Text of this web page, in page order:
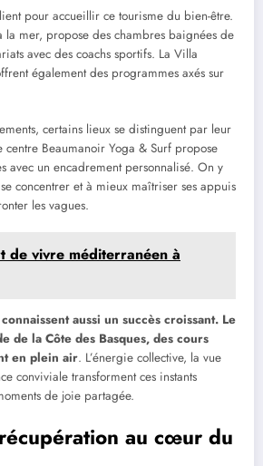
pour accueillir ce tourisme du bien-être.
la mer, propose des chambres baignées de
avec des coachs sportifs. La Villa
également des programmes axés sur
certains lieux se distinguent par leur
centre Beaumanoir Yoga & Surf propose
avec un encadrement personnalisé. On y
concentrer et à mieux maîtriser ses appuis
les vagues.
de vivre méditerranéen à
aussi un succès croissant. Le
de la Côte des Basques, des cours
en plein air. L’énergie collective, la vue
conviviale transforment ces instants
de joie partagée.
au cœur du